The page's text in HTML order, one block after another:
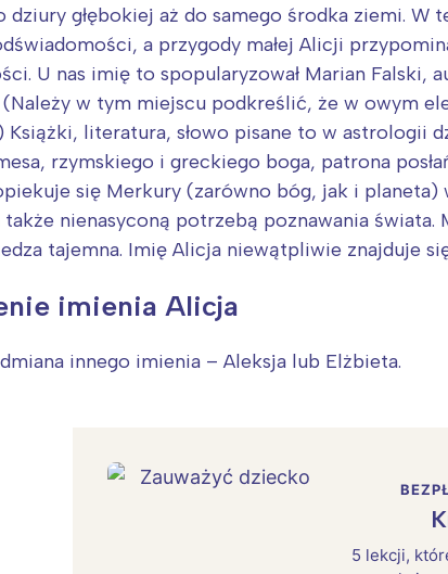
dziury głębokiej aż do samego środka ziemi.
a przygody małej Alicji
U nas imię to spopularyzował Marian Falski,
(Należy w tym miejscu podkreślić, że w owym
Książki, literatura, słowo pisane to w astrologii
rzymskiego i greckiego boga, patrona
się Merkury (zarówno bóg, jak i
także nienasyconą potrzebą poznawania
tajemna. Imię Alicja niewątpliwie znajduje
imienia Alicja
innego imienia – Aleksja lub Elżbieta.
5 lekcji,